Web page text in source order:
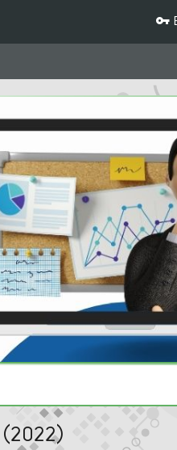
(2022)